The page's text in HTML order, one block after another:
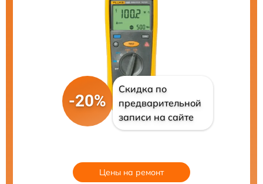
-20%
Скидка по
предварительной
записи на сайте
Цены на ремонт